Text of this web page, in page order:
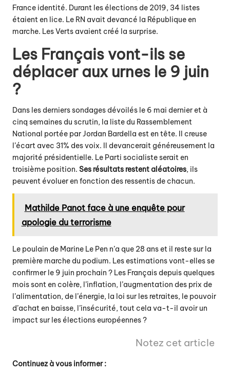
France identité. Durant les élections de 2019, 34 listes
étaient en lice. Le RN avait devancé la République en
marche. Les Verts avaient créé la surprise.
Les Français vont-ils se
déplacer aux urnes le 9 juin
?
Dans les derniers sondages dévoilés le 6 mai dernier et à
cinq semaines du scrutin, la liste du Rassemblement
National portée par Jordan Bardella est en tête. Il creuse
l’écart avec 31% des voix. Il devancerait généreusement la
majorité présidentielle. Le Parti socialiste serait en
troisième position. Ses résultats restent aléatoires, ils
peuvent évoluer en fonction des ressentis de chacun.
Mathilde Panot face à une enquête pour
apologie du terrorisme
Le poulain de Marine Le Pen n’a que 28 ans et il reste sur la
première marche du podium. Les estimations vont-elles se
confirmer le 9 juin prochain ? Les Français depuis quelques
mois sont en colère, l’inflation, l’augmentation des prix de
l’alimentation, de l’énergie, la loi sur les retraites, le pouvoir
d’achat en baisse, l’insécurité, tout cela va-t-il avoir un
impact sur les élections européennes ?
Notez cet article
Continuez à vous informer :